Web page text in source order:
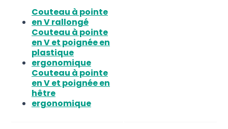
Couteau à pointe
en V rallongé
Couteau à pointe
en V et poignée en
plastique
ergonomique
Couteau à pointe
en V et poignée en
hêtre
ergonomique